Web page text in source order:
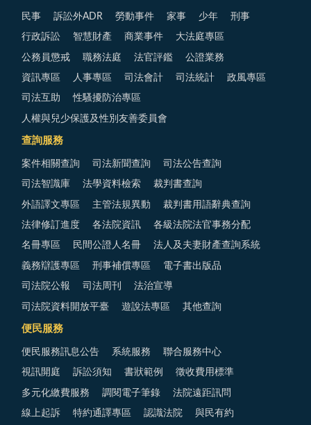
民事 訴訟外ADR 勞動事件 家事 少年 刑事
行政訴訟 智慧財產 商業事件 大法庭專區
公務員懲戒 職務法庭 法官評鑑 公證業務
資訊專區 人事專區 司法會計 司法統計 政風專區
司法互助 性騷擾防治專區
人權與兒少保護及性別友善委員會
查詢服務
案件相關查詢 司法新聞查詢 司法公告查詢
司法智識庫 法學資料檢索 裁判書查詢
外語譯文專區 主管法規異動 裁判書用語辭典查詢
法律修訂進度 各法院資訊 各級法院法官事務分配
名冊專區 民間公證人名冊 法人及夫妻財產查詢系統
義務辯護專區 刑事補償專區 電子書出版品
司法院公報 司法周刊 法治宣導
司法院資料開放平臺 遊說法專區 其他查詢
便民服務
便民服務訊息公告 系統服務 聯合服務中心
視訊開庭 訴訟須知 書狀範例 徵收費用標準
多元化繳費服務 調閱電子筆錄 法院遠距訊問
線上起訴 特約通譯專區 認識法院 與民有約